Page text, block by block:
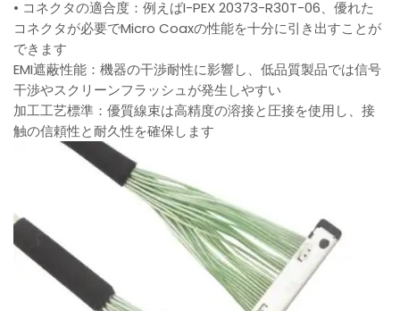
• コネクタの適合度：例えばI-PEX 20373-R30T-06、優れた
コネクタが必要でMicro Coaxの性能を十分に引き出すことが
できます
EMI遮蔽性能：機器の干渉耐性に影響し、低品質製品では信号
干渉やスクリーンフラッシュが発生しやすい
加工工艺標準：優質線束は高精度の溶接と圧接を使用し、接
触の信頼性と耐久性を確保します